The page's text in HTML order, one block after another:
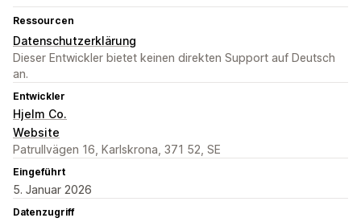
Ressourcen
Datenschutzerklärung
Dieser Entwickler bietet keinen direkten Support auf Deutsch
an.
Entwickler
Hjelm Co.
Website
Patrullvägen 16, Karlskrona, 371 52, SE
Eingeführt
5. Januar 2026
Datenzugriff